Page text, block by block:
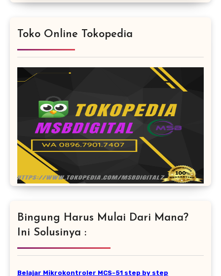
Toko Online Tokopedia
Bingung Harus Mulai Dari Mana?
Ini Solusinya :
Belajar Mikrokontroler MCS-51 step by step